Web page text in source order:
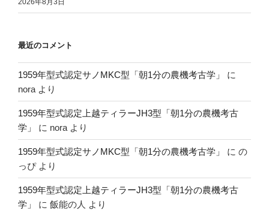
2026年8月3日
最近のコメント
1959年型式認定サノMKC型「朝1分の農機考古学」
に
nora より
1959年型式認定上越ティラーJH3型「朝1分の農機考古
学」
に nora より
1959年型式認定サノMKC型「朝1分の農機考古学」 に の
っぴより
1959年型式認定上越ティラーJH3型「朝1分の農機考古
学」
に 飯能の人 より